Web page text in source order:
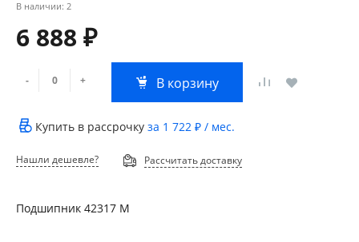
В наличии: 2
6 888 ₽
- + В корзину
Купить в рассрочку за 1 722 ₽ / мес.
Нашли дешевле? Рассчитать доставку
Подшипник 42317 М